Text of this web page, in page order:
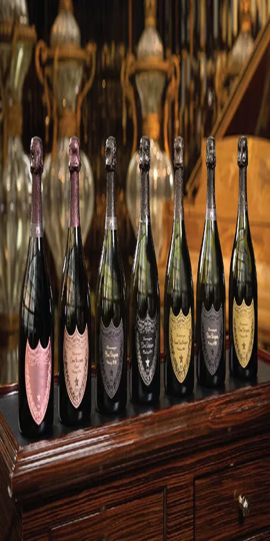
下載 App
登入/註冊
官方媒體 (9)
用戶分享 (15)
打卡記錄 (0)